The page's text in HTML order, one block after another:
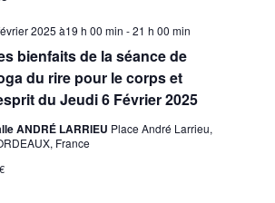
bienfaits de la séance de
du rire pour le corps et
du Jeudi 6 Février 2025
2025 à19 h 00 min -21 h 00 min
ANDRÉ LARRIEU Place André Larrieu,
France